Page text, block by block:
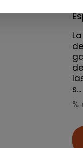
s...
%